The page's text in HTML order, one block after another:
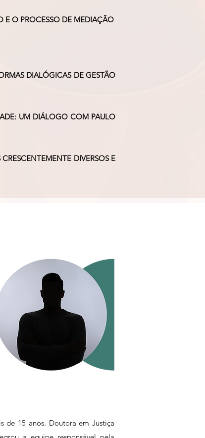
E O PROCESSO DE MEDIAÇÃO
DIALÓGICAS DE GESTÃO
UM DIÁLOGO COM PAULO
DIVERSOS E
de 15 anos. Doutora em Justiça